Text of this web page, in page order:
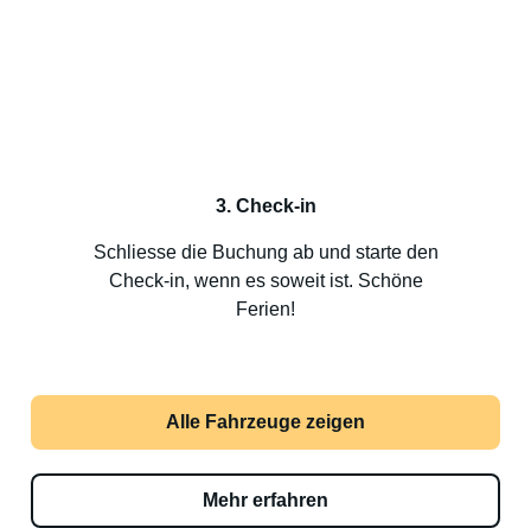
3. Check-in
Schliesse die Buchung ab und starte den
Check-in, wenn es soweit ist. Schöne
Ferien!
Alle Fahrzeuge zeigen
Mehr erfahren